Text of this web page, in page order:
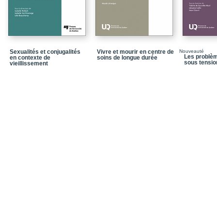
Sexualités et conjugalités
en contexte de
vieillissement
Vivre et mourir en centre de
soins de longue durée
Nouveauté
Les
sous